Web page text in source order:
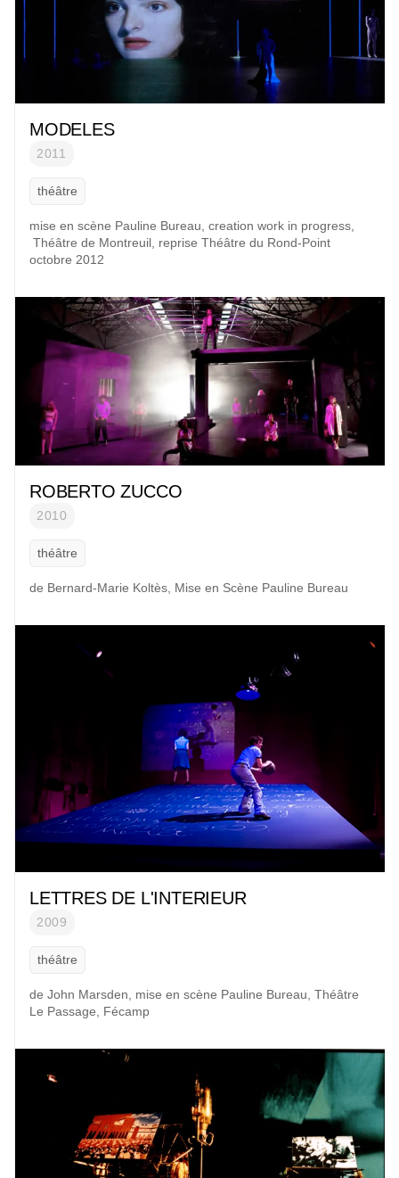
MODELES
2011
théâtre
mise en scène Pauline Bureau , creation work in progress,
Théâtre de Montreuil, reprise Théâtre du Rond-Point
octobre 2012
ROBERTO ZUCCO
2010
théâtre
de Bernard-Marie Koltès, Mise en Scène Pauline Bureau
LETTRES DE L'INTERIEUR
2009
théâtre
de John Marsden, mise en scène Pauline Bureau, Théâtre
Le Passage, Fécamp